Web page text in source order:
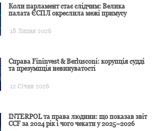
Коли парламент стає слідчим: Велика
палата ЄСПЛ окреслила межі примусу
18 Липня 2026
Справа Fininvest & Berlusconi: корупція судді
та презумпція невинуватості
12 Січня 2026
INTERPOL та права людини: що показав звіт
CCF за 2024 рік і чого чекати у 2025–2026